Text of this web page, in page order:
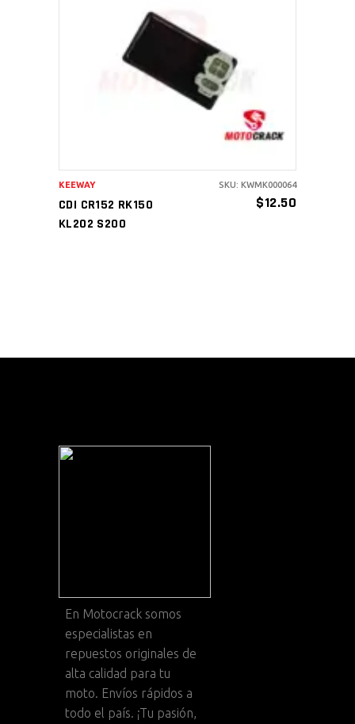
AÑADIR AL CARRITO
CDI CR152 RK150
KL202 S200
$12.50
KEEWAY SKU: KWMK000064
En Motocrack somos
especialistas en
repuestos originales de
alta calidad para tu
moto. Envíos rápidos a
todo el país. ¡Tu pasión,